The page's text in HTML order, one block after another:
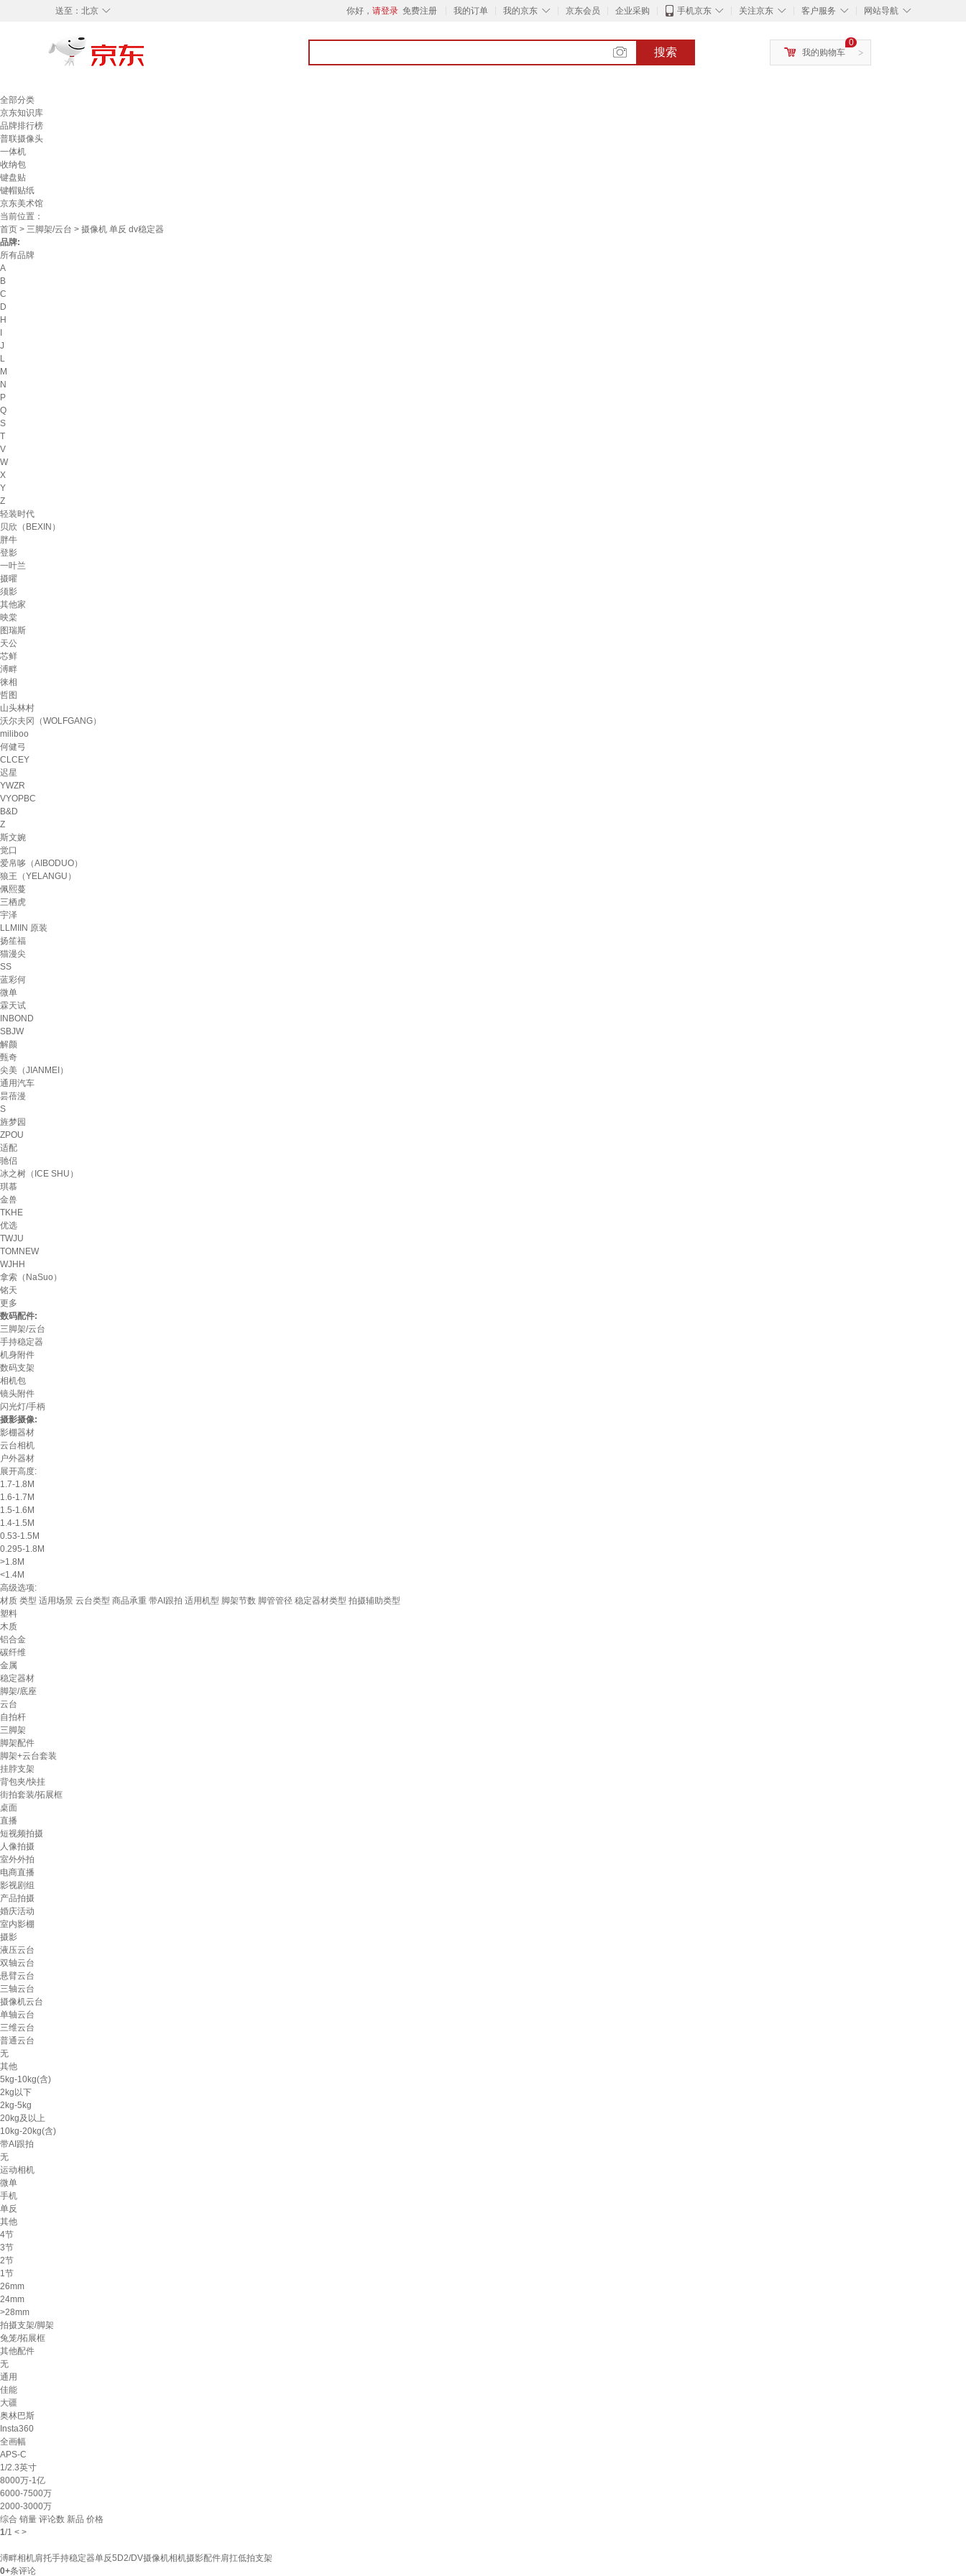
◇
送至： 北京 你好， 请登录 免费注册 我的订单 ◇
我的京东 京东会员 企业采购 ◇
手机京东 ◇
关注京东 ◇
客户服务 ◇
网站导航
搜索 >
0
我的购物车
全部分类
京东知识库
品牌排行榜
普联摄像头
一体机
收纳包
键盘贴
键帽贴纸
京东美术馆
当前位置：
首页 > 三脚架/云台 > 摄像机 单反 dv稳定器
品牌:
所有品牌
A
B
C
D
H
J
L
M
N
P
Q
S
T
V
W
X
Y
Z
轻装时代
贝欣（BEXIN）
胖牛
登影
一叶兰
摄曜
须影
其他家
映棠
图瑞斯
天公
芯鲜
溥畔
徕相
哲图
山头林村
沃尔夫冈（WOLFGANG）
miliboo
何健弓
CLCEY
迟星
YWZR
VYOPBC
B&D
Z
斯文婉
觉口
爱帛哆（AIBODUO）
狼王（YELANGU）
佩熙蔓
三栖虎
宇泽
LLMIIN 原装
扬笙福
猫漫尖
SS
蓝彩何
微单
霖天试
INBOND
SBJW
解颜
甄奇
尖美（JIANMEI）
通用汽车
昙蓓漫
S
旌梦园
ZPOU
适配
驰侣
冰之树（ICE SHU）
琪慕
金兽
TKHE
优选
TWJU
TOMNEW
WJHH
拿索（NaSuo）
铭天
更多
数码配件:
三脚架/云台
手持稳定器
机身附件
数码支架
相机包
镜头附件
闪光灯/手柄
摄影摄像:
影棚器材
云台相机
户外器材
展开高度:
1.7-1.8M
1.6-1.7M
1.5-1.6M
1.4-1.5M
0.53-1.5M
0.295-1.8M
>1.8M
<1.4M
高级选项:
材质 类型 适用场景 云台类型 商品承重 带AI跟拍 适用机型 脚架节数 脚管管径 稳定器材类型 拍摄辅助类型
塑料
木质
铝合金
碳纤维
金属
稳定器材
脚架/底座
云台
自拍杆
三脚架
脚架配件
脚架+云台套装
挂脖支架
背包夹/快挂
街拍套装/拓展框
桌面
直播
短视频拍摄
人像拍摄
室外外拍
电商直播
影视剧组
产品拍摄
婚庆活动
室内影棚
摄影
液压云台
双轴云台
悬臂云台
三轴云台
摄像机云台
单轴云台
三维云台
普通云台
无
其他
5kg-10kg(含)
2kg以下
2kg-5kg
20kg及以上
10kg-20kg(含)
带AI跟拍
无
运动相机
微单
手机
单反
其他
4节
3节
2节
1节
26mm
24mm
>28mm
拍摄支架/脚架
兔笼/拓展框
其他配件
无
通用
佳能
大疆
奥林巴斯
Insta360
全画幅
APS-C
1/2.3英寸
8000万-1亿
6000-7500万
2000-3000万
综合 销量 评论数 新品 价格
1/1 < >
溥畔相机肩托手持稳定器单反5D2/DV摄像机相机摄影配件肩扛低拍支架
0+条评论